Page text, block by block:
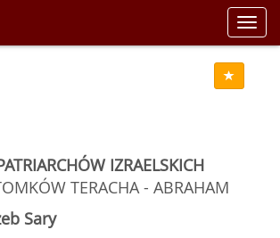
IZRAELSKICH
TERACHA - ABRAHAM
Sary